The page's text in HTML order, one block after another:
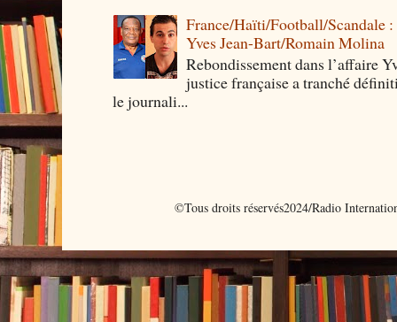
France/Haïti/Football/Scandale
Yves Jean-Bart/Romain Molina
Rebondissement dans l’affaire
justice française a tranché
le journali...
©Tous droits réservés2024/Radio